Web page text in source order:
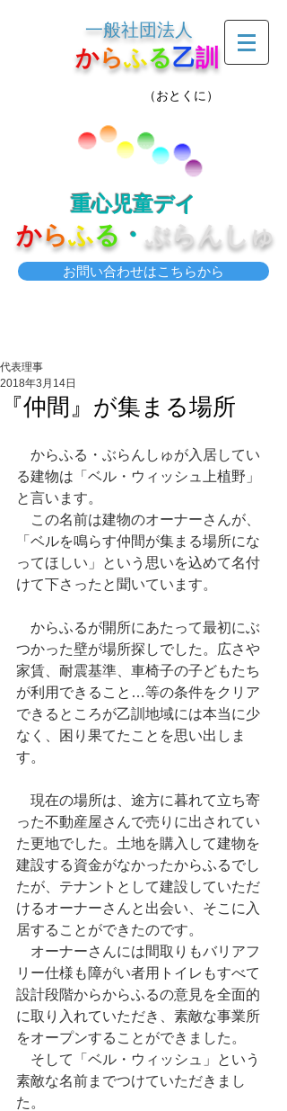
一般社団法人
からふる乙訓
（おとくに）
重心児童デイ
からふる ・ ぶらんしゅ
お問い合わせはこちらから
『仲間』が集まる場所
代表理事
2018年3月14日
からふる・ぶらんしゅが入居してい
る建物は「ベル・ウィッシュ上植野」
と言います。
この名前は建物のオーナーさんが、
「ベルを鳴らす仲間が集まる場所にな
ってほしい」という思いを込めて名付
けて下さったと聞いています。
からふるが開所にあたって最初にぶ
つかった壁が場所探しでした。広さや
家賃、耐震基準、車椅子の子どもたち
が利用できること…等の条件をクリア
できるところが乙訓地域には本当に少
なく、困り果てたことを思い出しま
す。
現在の場所は、途方に暮れて立ち寄
った不動産屋さんで売りに出されてい
た更地でした。土地を購入して建物を
建設する資金がなかったからふるでし
たが、テナントとして建設していただ
けるオーナーさんと出会い、そこに入
居することができたのです。
オーナーさんには間取りもバリアフ
リー仕様も障がい者用トイレもすべて
設計段階からからふるの意見を全面的
に取り入れていただき、素敵な事業所
をオープンすることができました。
そして「ベル・ウィッシュ」という
素敵な名前までつけていただきまし
た。